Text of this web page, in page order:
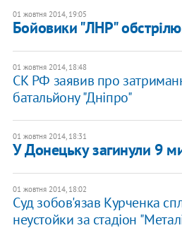
01 жовтня 2014, 19:05
Бойовики "ЛНР"
01 жовтня 2014, 18:48
СК РФ заявив про
батальйону "Дніпро"
01 жовтня 2014, 18:31
У Донецьку загинули 9
01 жовтня 2014, 18:02
Суд зобов'язав Курченка
неустойки за стадіон